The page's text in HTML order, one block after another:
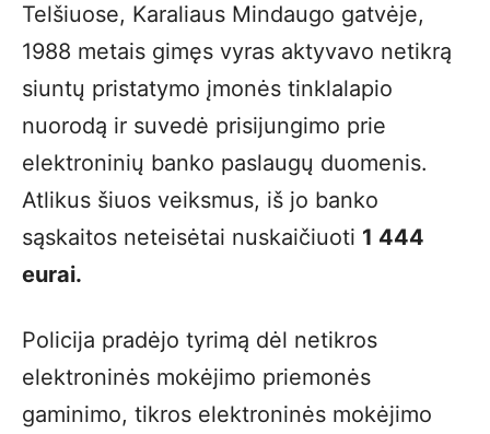
Telšiuose, Karaliaus Mindaugo gatvėje,
1988 metais gimęs vyras aktyvavo netikrą
siuntų pristatymo įmonės tinklalapio
nuorodą ir suvedė prisijungimo prie
elektroninių banko paslaugų duomenis.
Atlikus šiuos veiksmus, iš jo banko
sąskaitos neteisėtai nuskaičiuoti 1 444
eurai.
Policija pradėjo tyrimą dėl netikros
elektroninės mokėjimo priemonės
gaminimo, tikros elektroninės mokėjimo